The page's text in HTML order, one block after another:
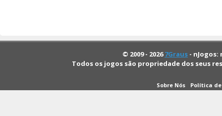
© 2009 - 20267Graus -
Todos os jogos são propriedade dos seus
Sobre Nós Política